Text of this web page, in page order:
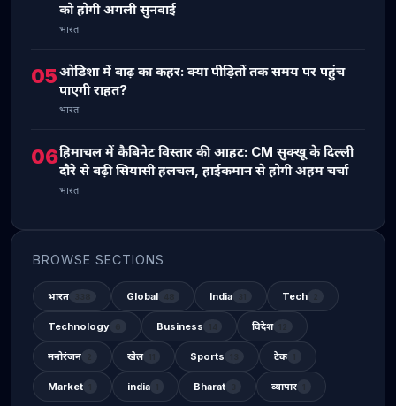
को होगी अगली सुनवाई
भारत
05ओडिशा में बाढ़ का कहर: क्या पीड़ितों तक समय पर पहुंच
पाएगी राहत?
भारत
06हिमाचल में कैबिनेट विस्तार की आहट: CM सुक्खू के दिल्ली
दौरे से बढ़ी सियासी हलचल, हाईकमान से होगी अहम चर्चा
भारत
BROWSE SECTIONS
भारत Global India Tech
Technology Business विदेश
मनोरंजन खेल Sports टेक
Market india Bharat व्यापार